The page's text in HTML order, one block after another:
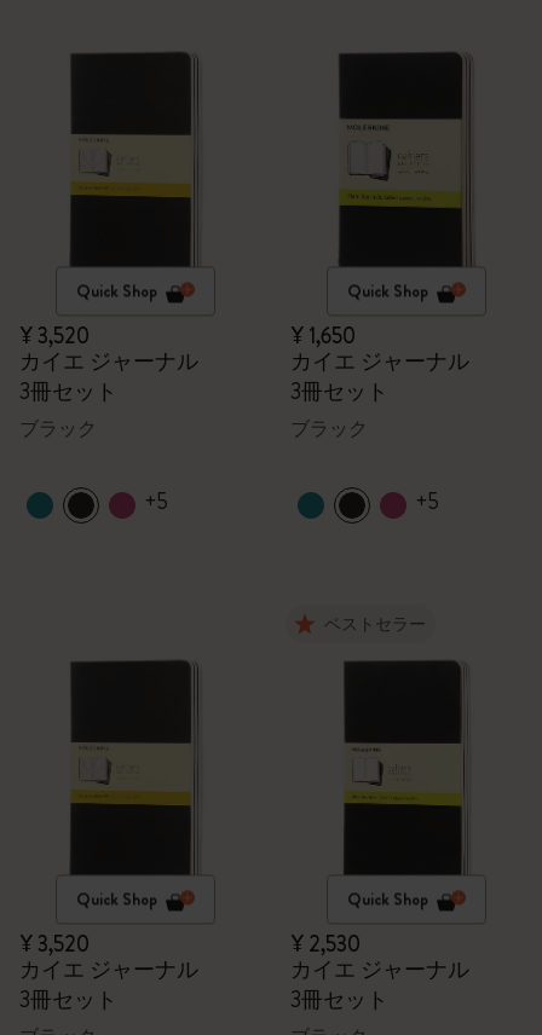
Quick Shop
¥ 3,520
カイエ ジャーナル
3冊セット
ブラック
+5
Quick Shop
¥ 1,650
カイエ ジャーナル
3冊セット
ブラック
+5
Quick Shop
¥ 3,520
カイエ ジャーナル
3冊セット
ベストセラー
Quick Shop
¥ 2,530
カイエ ジャーナル
3冊セット